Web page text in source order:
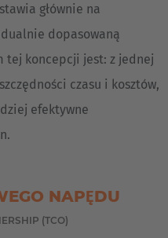
stawia głównie na
dopasowaną
tej koncepcji jest: z jednej
czasu i kosztów,
efektywne
NAPĘDU
(TCO)